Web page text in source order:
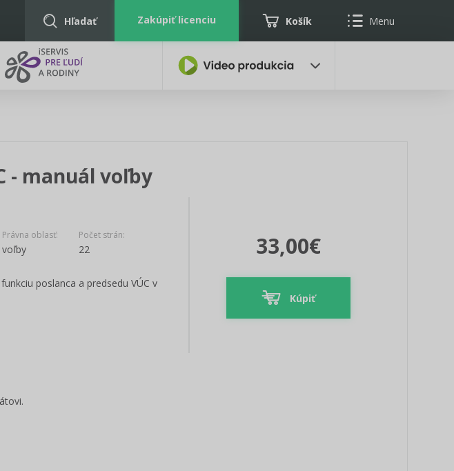
Hľadať Zakúpiť licenciu Košík Menu
- manuál voľby
Právna oblasť:
voľby
Počet strán:
22
poslanca a predsedu VÚC v
33,00€
Kúpiť